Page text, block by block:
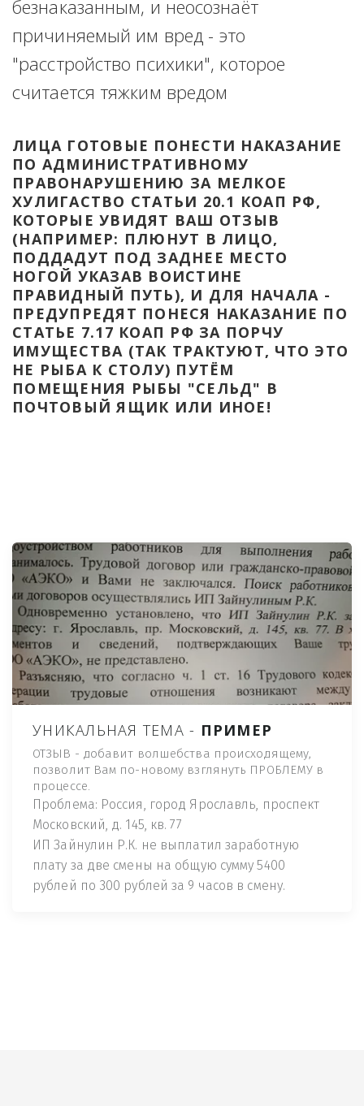
безнаказанным, и неосознаёт
причиняемый им вред - это
"расстройство психики", которое
считается тяжким вредом
ЛИЦА ГОТОВЫЕ ПОНЕСТИ НАКАЗАНИЕ
ПО АДМИНИСТРАТИВНОМУ
ПРАВОНАРУШЕНИЮ ЗА МЕЛКОЕ
ХУЛИГАСТВО СТАТЬИ 20.1 КОАП РФ,
КОТОРЫЕ УВИДЯТ ВАШ ОТЗЫВ
(НАПРИМЕР: ПЛЮНУТ В ЛИЦО,
ПОДДАДУТ ПОД ЗАДНЕЕ МЕСТО
НОГОЙ УКАЗАВ ВОИСТИНЕ
ПРАВИДНЫЙ ПУТЬ), И ДЛЯ НАЧАЛА -
ПРЕДУПРЕДЯТ ПОНЕСЯ НАКАЗАНИЕ ПО
СТАТЬЕ 7.17 КОАП РФ ЗА ПОРЧУ
ИМУЩЕСТВА (ТАК ТРАКТУЮТ, ЧТО ЭТО
НЕ РЫБА К СТОЛУ) ПУТЁМ
ПОМЕЩЕНИЯ РЫБЫ "СЕЛЬД" В
ПОЧТОВЫЙ ЯЩИК ИЛИ ИНОЕ!
УНИКАЛЬНАЯ ТЕМА - ПРИМЕР
ОТЗЫВ - добавит волшебства происходящему,
позволит Вам по-новому взглянуть ПРОБЛЕМУ в
процессе.
Проблема: Россия, город Ярославль, проспект
Московский, д. 145, кв. 77
ИП Зайнулин Р.К. не выплатил заработную
плату за две смены на общую сумму 5400
рублей по 300 рублей за 9 часов в смену.